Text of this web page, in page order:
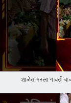
शाळेत भरला गावठी